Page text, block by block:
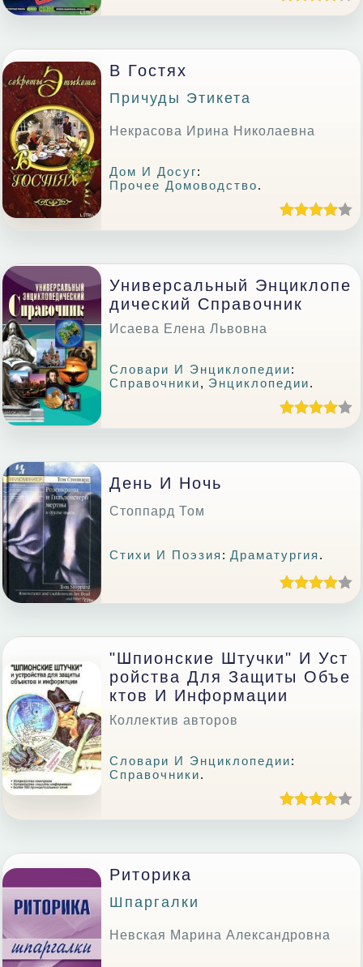
В Гостях
Причуды Этикета
Некрасова Ирина Николаевна
Дом И Досуг:
Прочее Домоводство.
Универсальный Энциклопе
Дический Справочник
Исаева Елена Львовна
Словари И Энциклопедии:
Справочники, Энциклопедии.
День И Ночь
Стоппард Том
Стихи И Поэзия :Драматургия .
"Шпионские Штучки" И Уст
Ройства Для Защиты Объе
Ктов И Информации
Коллектив авторов
Словари И Энциклопедии:
Справочники.
Риторика
Шпаргалки
Невская Марина Александровна